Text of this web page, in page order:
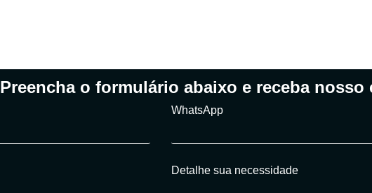
Preencha o formulário abaixo e receba nosso
WhatsApp
Detalhe sua necessidade